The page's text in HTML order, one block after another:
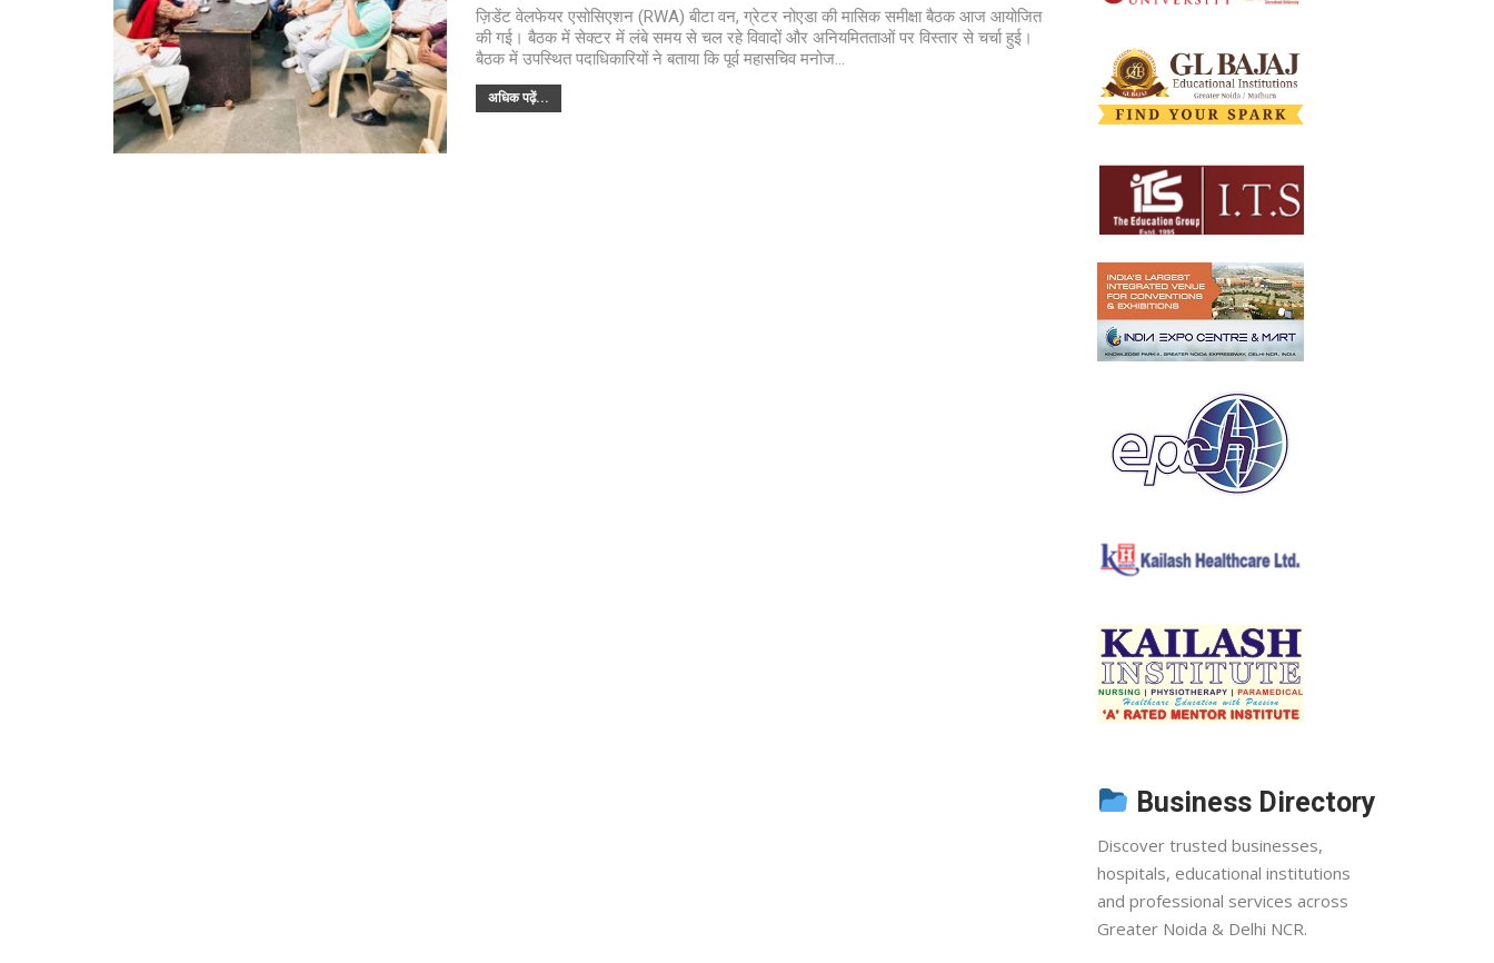
ज़िडेंट वेलफेयर एसोसिएशन (RWA) बीटा वन, ग्रेटर नोएडा की मासिक समीक्षा बैठक आज आयोजित
की गई। बैठक में सेक्टर में लंबे समय से चल रहे विवादों और अनियमितताओं पर विस्तार से चर्चा हुई।
बैठक में उपस्थित पदाधिकारियों ने बताया कि पूर्व महासचिव मनोज…
अधिक पढ़ें...
Business Directory
Discover trusted businesses,
hospitals, educational institutions
and professional services across
Greater Noida & Delhi NCR.